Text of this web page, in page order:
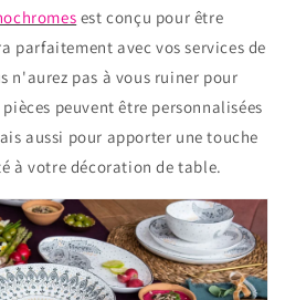
est conçu pour être
parfaitement avec vos services de
n'aurez pas à vous ruiner pour
peuvent être personnalisées
aussi pour apporter une touche
à votre décoration de table.